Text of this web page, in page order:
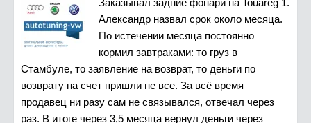
Заказывал задние фонари на Touareg 1.
Александр назвал срок около месяца.
По истечении месяца постоянно
кормил завтраками: то груз в
Стамбуле, то заявление на возврат, то деньги по
возврату на счет пришли не все. За всё время
продавец ни разу сам не связывался, отвечал через
раз. В итоге через 3,5 месяца вернул деньги через